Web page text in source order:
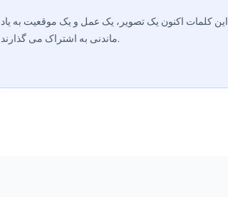
این کلمات اکنون یک تصویر، یک عمل و یک موقعیت به یاد
ماندنی به اشتراک می گذارند.